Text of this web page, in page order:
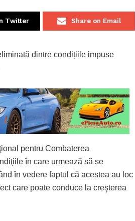
Twitter Share on Email
dintre condițiile impuse
pentru Combaterea
în care urmează să se
în vedere faptul că acestea au loc
care poate conduce la creşterea